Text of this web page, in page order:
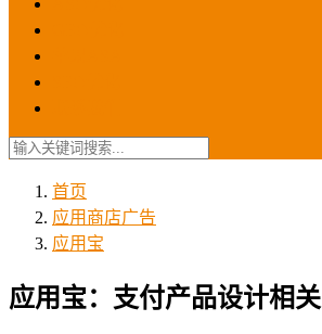
首页
应用商店广告
应用宝
应用宝：支付产品设计相关